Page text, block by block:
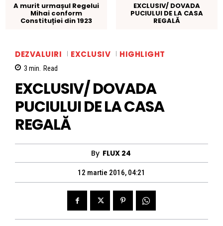
A murit urmașul Regelui
Mihai conform
Constituției din 1923
EXCLUSIV/ DOVADA
PUCIULUI DE LA CASA
REGALĂ